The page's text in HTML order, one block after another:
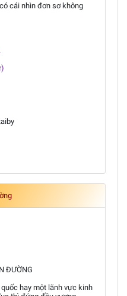
cái nhìn đơn sơ không
ĐƯỜNG
hay một lãnh vực kinh